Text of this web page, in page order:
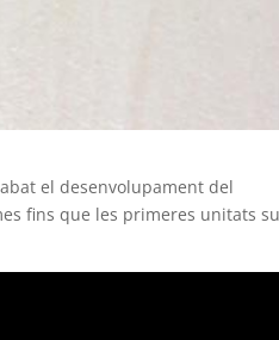
el desenvolupament del
fins que les primeres unitats